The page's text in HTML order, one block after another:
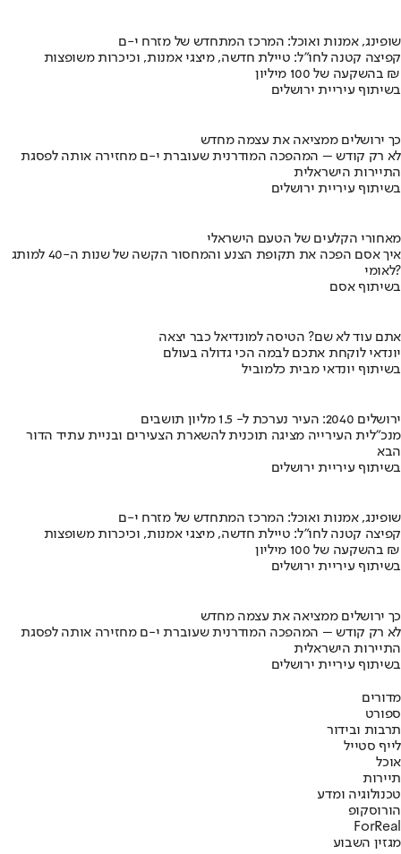
שופינג, אמנות ואוכל: המרכז המתחדש של מזרח י-ם
קפיצה קטנה לחו"ל: טיילת חדשה, מיצגי אמנות, וכיכרות משופצות
בהשקעה של 100 מיליון ₪
בשיתוף עיריית ירושלים
כך ירושלים ממציאה את עצמה מחדש
לא רק קודש – המהפכה המודרנית שעוברת י-ם מחזירה אותה לפסגת
התיירות הישראלית
בשיתוף עיריית ירושלים
מאחורי הקלעים של הטעם הישראלי
איך אסם הפכה את תקופת הצנע והמחסור הקשה של שנות ה-40 למותג
לאומי?
בשיתוף אסם
אתם עוד לא שם? הטיסה למונדיאל כבר יצאה
יונדאי לוקחת אתכם לבמה הכי גדולה בעולם
בשיתוף יונדאי מבית כלמוביל
ירושלים 2040: העיר נערכת ל- 1.5 מליון תושבים
מנכ"לית העירייה מציגה תוכנית להשארת הצעירים ובניית עתיד הדור
הבא
בשיתוף עיריית ירושלים
שופינג, אמנות ואוכל: המרכז המתחדש של מזרח י-ם
קפיצה קטנה לחו"ל: טיילת חדשה, מיצגי אמנות, וכיכרות משופצות
בהשקעה של 100 מיליון ₪
בשיתוף עיריית ירושלים
כך ירושלים ממציאה את עצמה מחדש
לא רק קודש – המהפכה המודרנית שעוברת י-ם מחזירה אותה לפסגת
התיירות הישראלית
בשיתוף עיריית ירושלים
מדורים
ספורט
תרבות ובידור
לייף סטייל
אוכל
תיירות
טכנולוגיה ומדע
הורוסקופ
ForReal
מגזין השבוע